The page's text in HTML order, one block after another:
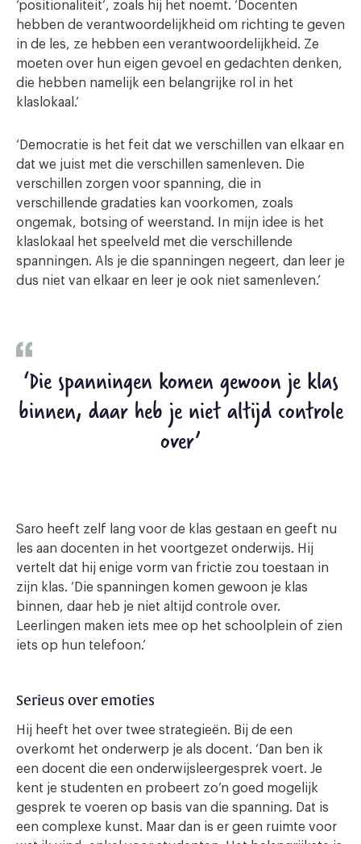
‘positionaliteit’, zoals hij het noemt. ‘Docenten
hebben de verantwoordelijkheid om richting te geven
in de les, ze hebben een verantwoordelijkheid. Ze
moeten over hun eigen gevoel en gedachten denken,
die hebben namelijk een belangrijke rol in het
klaslokaal.’
‘Democratie is het feit dat we verschillen van elkaar en
dat we juist met die verschillen samenleven. Die
verschillen zorgen voor spanning, die in
verschillende gradaties kan voorkomen, zoals
ongemak, botsing of weerstand. In mijn idee is het
klaslokaal het speelveld met die verschillende
spanningen. Als je die spanningen negeert, dan leer je
dus niet van elkaar en leer je ook niet samenleven.’
‘Die spanningen komen gewoon je klas
binnen, daar heb je niet altijd controle
over’
Saro heeft zelf lang voor de klas gestaan en geeft nu
les aan docenten in het voortgezet onderwijs. Hij
vertelt dat hij enige vorm van frictie zou toestaan in
zijn klas. ‘Die spanningen komen gewoon je klas
binnen, daar heb je niet altijd controle over.
Leerlingen maken iets mee op het schoolplein of zien
iets op hun telefoon.’
Serieus over emoties
Hij heeft het over twee strategieën. Bij de een
overkomt het onderwerp je als docent. ‘Dan ben ik
een docent die een onderwijsleergesprek voert. Je
kent je studenten en probeert zo’n goed mogelijk
gesprek te voeren op basis van die spanning. Dat is
een complexe kunst. Maar dan is er geen ruimte voor